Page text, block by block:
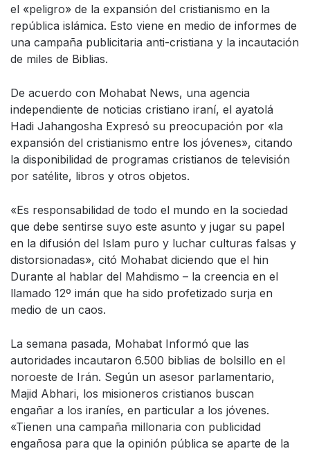
el «peligro» de la expansión del cristianismo en la
república islámica. Esto viene en medio de informes de
una campaña publicitaria anti-cristiana y la incautación
de miles de Biblias.
De acuerdo con Mohabat News, una agencia
independiente de noticias cristiano iraní, el ayatolá
Hadi Jahangosha Expresó su preocupación por «la
expansión del cristianismo entre los jóvenes», citando
la disponibilidad de programas cristianos de televisión
por satélite, libros y otros objetos.
«Es responsabilidad de todo el mundo en la sociedad
que debe sentirse suyo este asunto y jugar su papel
en la difusión del Islam puro y luchar culturas falsas y
distorsionadas», citó Mohabat diciendo que el hin
Durante al hablar del Mahdismo – la creencia en el
llamado 12º imán que ha sido profetizado surja en
medio de un caos.
La semana pasada, Mohabat Informó que las
autoridades incautaron 6.500 biblias de bolsillo en el
noroeste de Irán. Según un asesor parlamentario,
Majid Abhari, los misioneros cristianos buscan
engañar a los iraníes, en particular a los jóvenes.
«Tienen una campaña millonaria con publicidad
engañosa para que la opinión pública se aparte de la